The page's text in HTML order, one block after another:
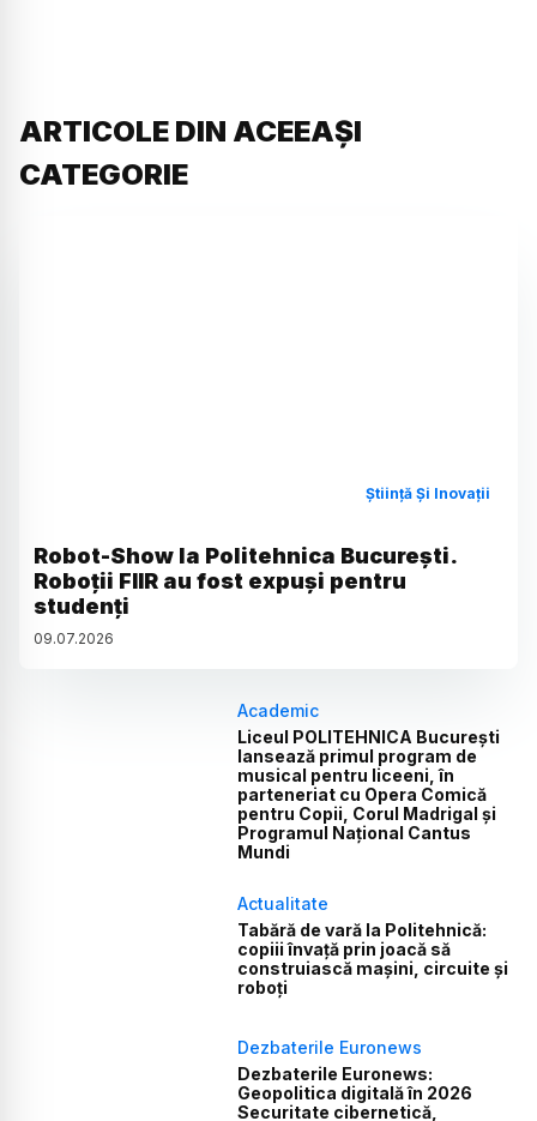
ARTICOLE DIN ACEEAȘI
CATEGORIE
Știință Și Inovații
Robot-Show la Politehnica București.
Roboții FIIR au fost expuși pentru
studenți
09.07.2026
Academic
Liceul POLITEHNICA București
lansează primul program de
musical pentru liceeni, în
parteneriat cu Opera Comică
pentru Copii, Corul Madrigal și
Programul Național Cantus
Mundi
Actualitate
Tabără de vară la Politehnică:
copiii învață prin joacă să
construiască mașini, circuite și
roboți
Dezbaterile Euronews
Dezbaterile Euronews:
Geopolitica digitală în 2026
Securitate cibernetică,